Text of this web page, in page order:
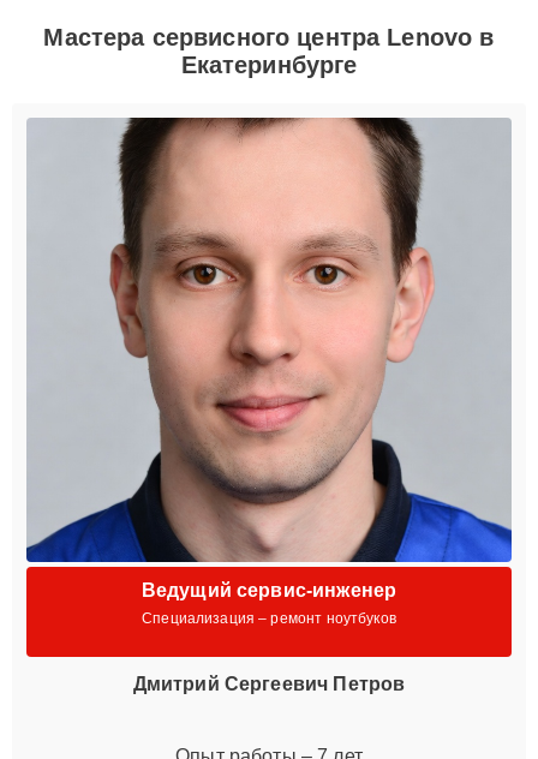
Мастера сервисного центра Lenovo в
Екатеринбурге
Ведущий сервис-инженер
Специализация – ремонт ноутбуков
Дмитрий Сергеевич Петров